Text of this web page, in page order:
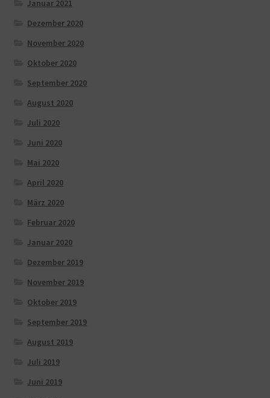
Januar 2021
Dezember 2020
November 2020
Oktober 2020
September 2020
August 2020
Juli 2020
Juni 2020
Mai 2020
April 2020
März 2020
Februar 2020
Januar 2020
Dezember 2019
November 2019
Oktober 2019
September 2019
August 2019
Juli 2019
Juni 2019